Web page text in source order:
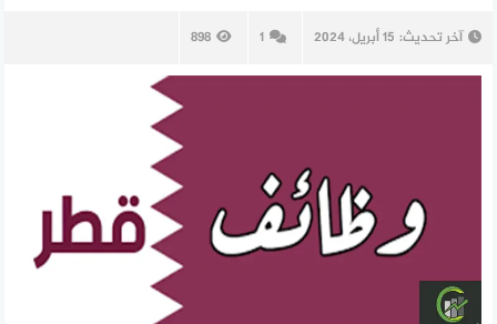
آخر تحديث: 15 أبريل، 2024 1
898